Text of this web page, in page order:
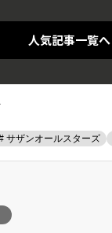
人気記事一覧へ
サザンオールスターズ